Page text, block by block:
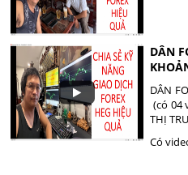
DÂN
DÂN
(có 04
THỊ
Có